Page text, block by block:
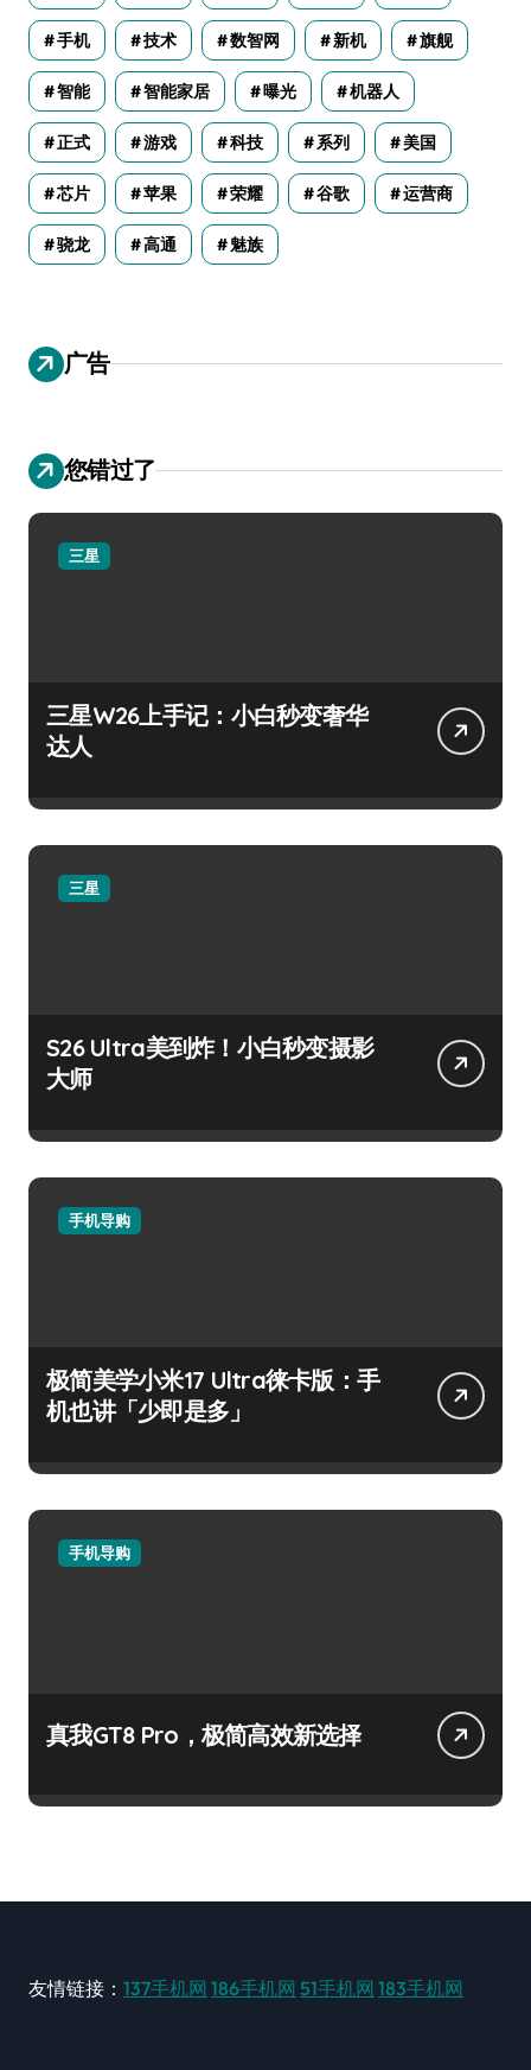
手机 技术 数智网 新机 旗舰
智能 智能家居 曝光 机器人
正式 游戏 科技 系列 美国
芯片 苹果 荣耀 谷歌 运营商
骁龙 高通 魅族
广告
您错过了
三星
三星W26上手记：小白秒变奢华
达人
三星
S26 Ultra美到炸！小白秒变摄影
大师
手机导购
极简美学小米17 Ultra徕卡版：手
机也讲「少即是多」
手机导购
真我GT8 Pro，极简高效新选择
友情链接： 137手机网 186手机网 51手机网 183手机网